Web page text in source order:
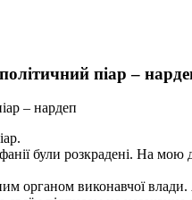
піар –
були розкрадені. На
виконавчої влади.